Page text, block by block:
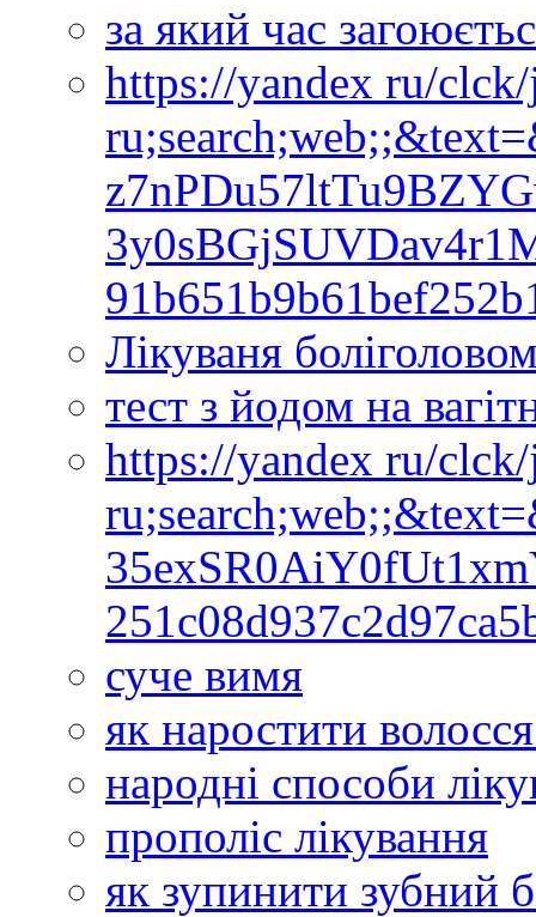
за який час
https://yandex ru/
Лікуваня
тест з йодом на
https://yandex ru/
суче вимя
як наростити
народні способи
прополіс лікування
як зупинити зубний